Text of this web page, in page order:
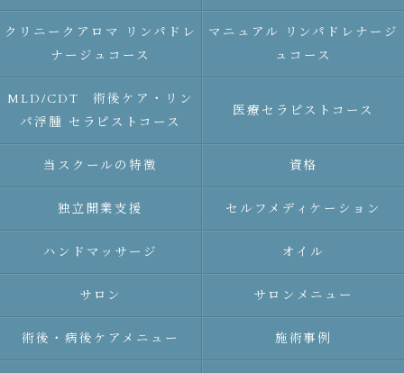
クリニークアロマ リンパドレ
ナージュコース
マニュアル リンパドレナージ
ュコース
MLD/CDT 術後ケア・リン
パ浮腫 セラピストコース
医療セラピストコース
当スクールの特徴 資格
独立開業支援 セルフメディケーション
ハンドマッサージ オイル
サロン サロンメニュー
術後・病後ケアメニュー 施術事例